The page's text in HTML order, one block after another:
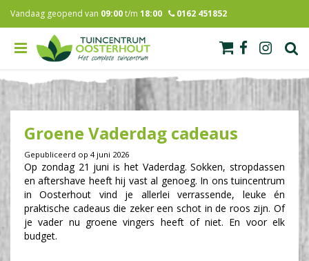
Vandaag geopend van 09:00t/m 18:00 0162 451852
Groene Vaderdag cadeaus
Gepubliceerd op 4 juni 2026
Op zondag 21 juni is het Vaderdag. Sokken, stropdassen
en aftershave heeft hij vast al genoeg. In ons tuincentrum
in Oosterhout vind je allerlei verrassende, leuke én
praktische cadeaus die zeker een schot in de roos zijn. Of
je vader nu groene vingers heeft of niet. En voor elk
budget.